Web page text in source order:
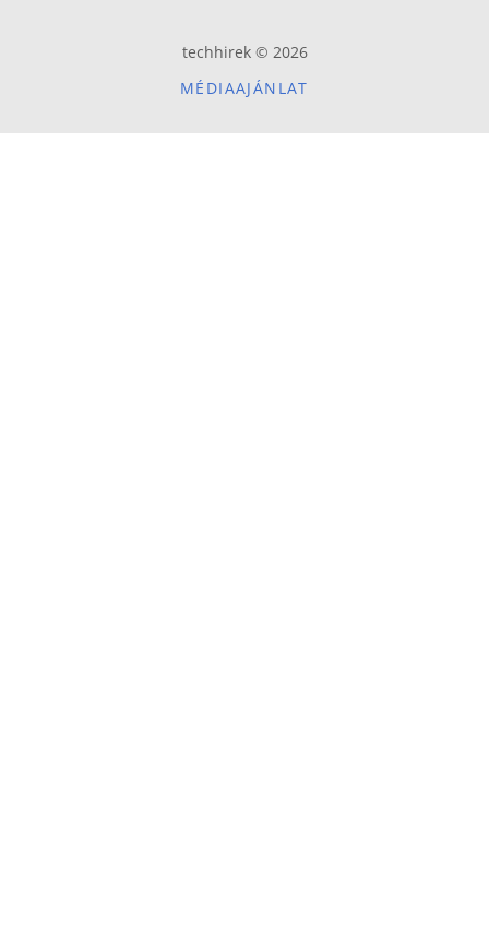
techhirek © 2026
MÉDIAAJÁNLAT